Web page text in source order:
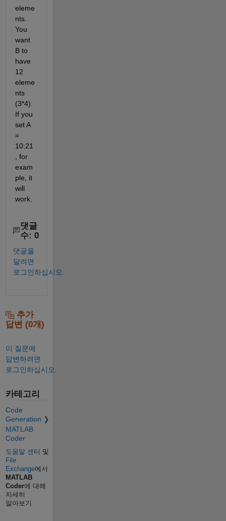
eleme
nts.
You
want
B to
have
12
eleme
nts
(3*4).
If you
set A
=
10:21
, for
exam
ple, it
will
work.
댓글
수: 0
댓글을
달려면
로그인하십시오.
추가
답변 (0개)
이 질문에
답변하려면
로그인하십시오.
카테고리
Code
Generation
MATLAB
Coder
도움말 센터 및
File
Exchange에서
MATLAB
Coder에 대해
자세히
알아보기